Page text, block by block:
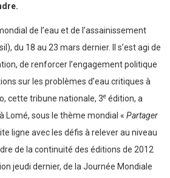
de l’eau et de l’assainissement
du 18 au 23 mars dernier. Il s’est agi de
de renforcer l’engagement politique
sur les problèmes d’eau critiques à
cette tribune nationale, 3e édition, a
Lomé, sous le thème mondial « Partager
ligne avec les défis à relever au niveau
de la continuité des éditions de 2012
jeudi dernier, de la Journée Mondiale